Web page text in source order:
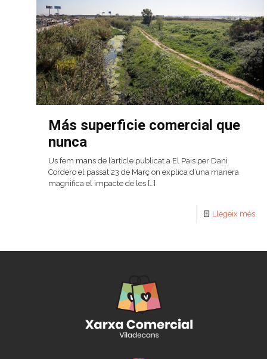
Más superficie comercial que
nunca
Us fem mans de l’article publicat a El Pais per Dani
Cordero el passat 23 de Març on explica d’una manera
magnifica el impacte de les […]
Llegeix més